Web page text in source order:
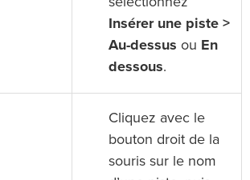
Insérer une piste >
Au-dessus ou En
dessous.
Cliquez avec le
bouton droit de la
souris sur le nom